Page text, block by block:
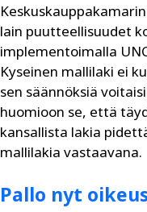
lain puutteellisuudet
implementoimalla
Kyseinen mallilaki ei
sen säännöksiä
huomioon se, että
kansallista lakia
mallilakia vastaavana.
Pallo nyt